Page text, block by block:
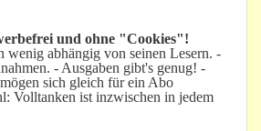
und ohne "Cookies"!
wenig abhängig von seinen Lesern. -
- Ausgaben gibt's genug! -
sich gleich für ein Abo
Volltanken ist inzwischen in jedem